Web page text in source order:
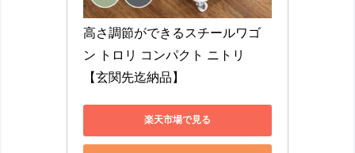
高さ調節ができるスチールワゴ
ン トロリ コンパクト ニトリ
【玄関先迄納品】
楽天市場で見る